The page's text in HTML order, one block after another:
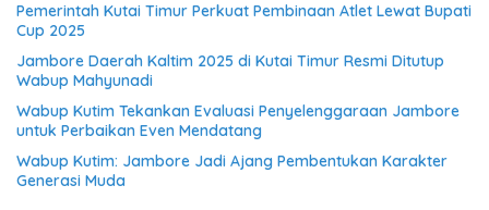
Pemerintah Kutai Timur Perkuat Pembinaan Atlet Lewat Bupati
Cup 2025
Jambore Daerah Kaltim 2025 di Kutai Timur Resmi Ditutup
Wabup Mahyunadi
Wabup Kutim Tekankan Evaluasi Penyelenggaraan Jambore
untuk Perbaikan Even Mendatang
Wabup Kutim: Jambore Jadi Ajang Pembentukan Karakter
Generasi Muda